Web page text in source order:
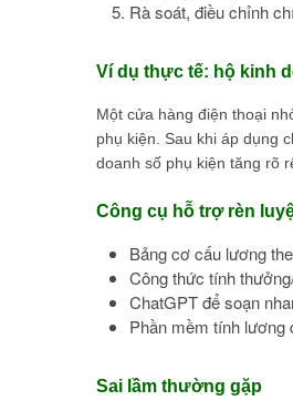
Rà soát, điều chỉnh
Ví dụ thực tế: hộ kinh
Một cửa hàng điện thoại
phụ kiện. Sau khi áp dụng
doanh số phụ kiện tăng rõ
Công cụ hỗ trợ rèn
Bảng cơ cấu lương
Công thức tính
ChatGPT để soạn
Phần mềm tính lương
Sai lầm thường gặp